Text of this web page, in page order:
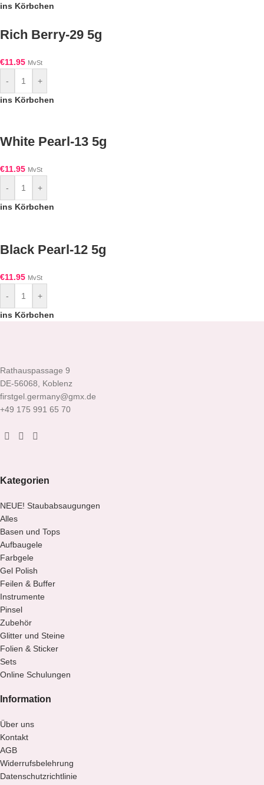
ins Körbchen
Rich Berry-29 5g
€11.95 MvSt
-
+
ins Körbchen
White Pearl-13 5g
€11.95 MvSt
-
+
ins Körbchen
Black Pearl-12 5g
€11.95 MvSt
-
+
ins Körbchen
Rathauspassage 9
DE-56068, Koblenz
firstgel.germany@gmx.de
+49 175 991 65 70
Kategorien
NEUE! Staubabsaugungen
Alles
Basen und Tops
Aufbaugele
Farbgele
Gel Polish
Feilen & Buffer
Instrumente
Pinsel
Zubehör
Glitter und Steine
Folien & Sticker
Sets
Online Schulungen
Information
Über uns
Kontakt
AGB
Widerrufsbelehrung
Datenschutzrichtlinie